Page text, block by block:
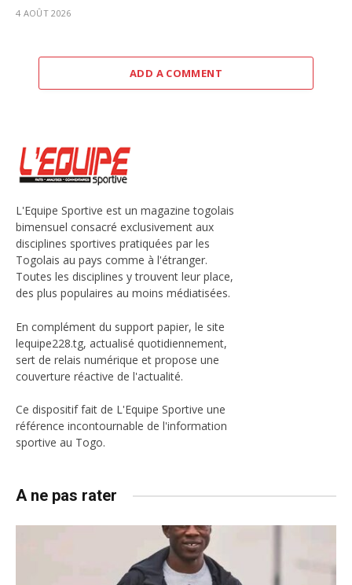
4 AOÛT 2026
ADD A COMMENT
L'Equipe Sportive est un magazine togolais
bimensuel consacré exclusivement aux
disciplines sportives pratiquées par les
Togolais au pays comme à l'étranger.
Toutes les disciplines y trouvent leur place,
des plus populaires au moins médiatisées.
En complément du support papier, le site
lequipe228.tg, actualisé quotidiennement,
sert de relais numérique et propose une
couverture réactive de l'actualité.
Ce dispositif fait de L'Equipe Sportive une
référence incontournable de l'information
sportive au Togo.
A ne pas rater